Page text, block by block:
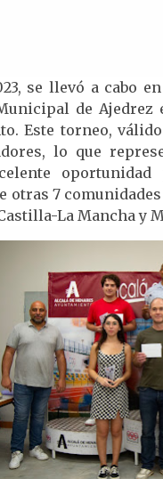
se llevó a cabo
de
Este torneo,
lo que
otras 7
La Mancha y